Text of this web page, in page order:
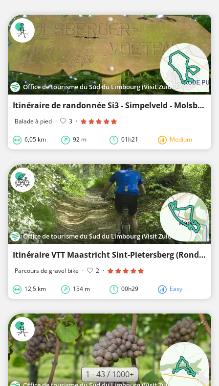
Office de tourisme du Sud du Limbourg (Visit Zuid-Limburg)
Itinéraire de randonnée Si3 - Simpelveld - Molsberg
Balade à pied · 3 ·
6,05 km 92 m 01h21 Medium
Office de tourisme du Sud du Limbourg (Visit Zuid-Limburg)
Itinéraire VTT Maastricht Sint-Pietersberg (Rondje Riemst)
Parcours de gravel bike · 2 ·
12,5 km 154 m 00h29 Easy
1 - 43 / 1000+